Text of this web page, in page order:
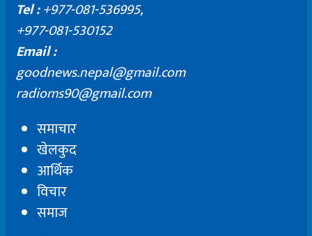
Tel :+977-081-536995,
+977-081-530152
Email :
goodnews.nepal@gmail.com
radioms90@gmail.com
समाचार
खेलकुद
आर्थिक
विचार
समाज